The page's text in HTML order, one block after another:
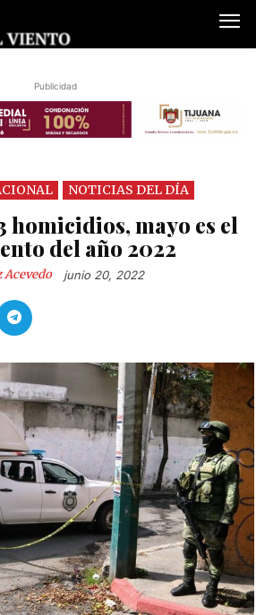
Publicidad
NOTICIAS DEL DÍA
homicidios, mayo es el
del año 2022
Acevedo junio 20, 2022